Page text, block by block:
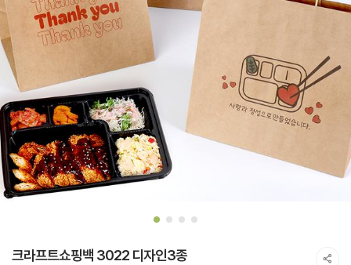
크라프트쇼핑백 3022 디자인3종